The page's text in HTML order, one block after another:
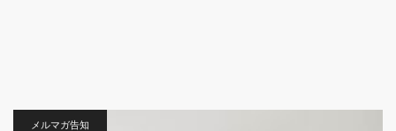
メルマガ告知